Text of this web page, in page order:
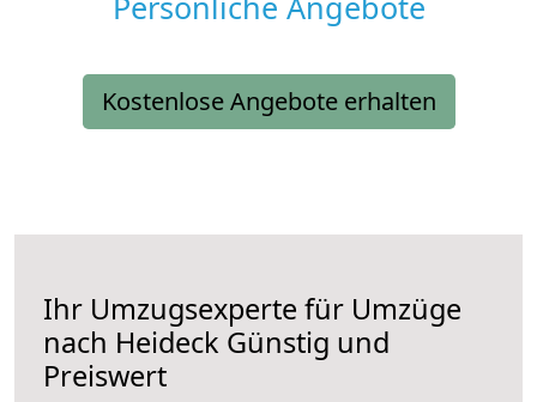
Kostenlose Angebote erhalten
Ihr Umzugsexperte für Umzüge
nach Heideck Günstig und
Preiswert